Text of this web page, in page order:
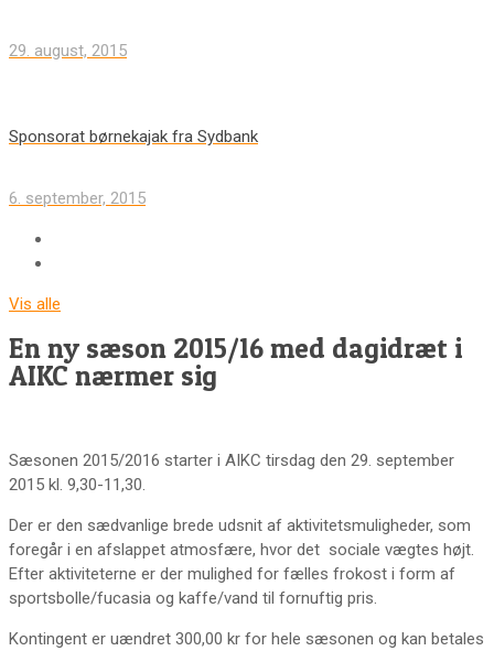
29. august, 2015
Sponsorat børnekajak fra Sydbank
6. september, 2015
Vis alle
En ny sæson 2015/16 med dagidræt i
AIKC nærmer sig
Sæsonen 2015/2016 starter i AIKC tirsdag den 29. september
2015 kl. 9,30-11,30.
Der er den sædvanlige brede udsnit af aktivitetsmuligheder, som
foregår i en afslappet atmosfære, hvor det sociale vægtes højt.
Efter aktiviteterne er der mulighed for fælles frokost i form af
sportsbolle/fucasia og kaffe/vand til fornuftig pris.
Kontingent er uændret 300,00 kr for hele sæsonen og kan betales